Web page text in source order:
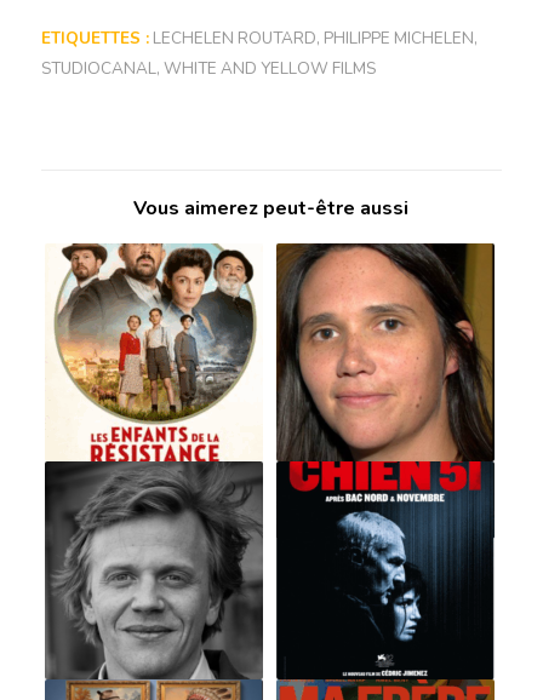
ETIQUETTES : LECHELEN ROUTARD, PHILIPPE MICHELEN,
STUDIOCANAL, WHITE AND YELLOW FILMS
Vous aimerez peut-être aussi